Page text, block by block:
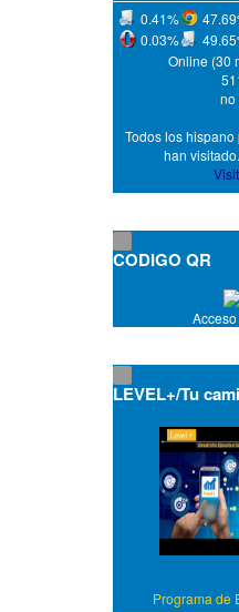
0.41%
0.03%
Online (30
no
Todos los
han
CODIGO QR
LEVEL+/Tu
Programa de